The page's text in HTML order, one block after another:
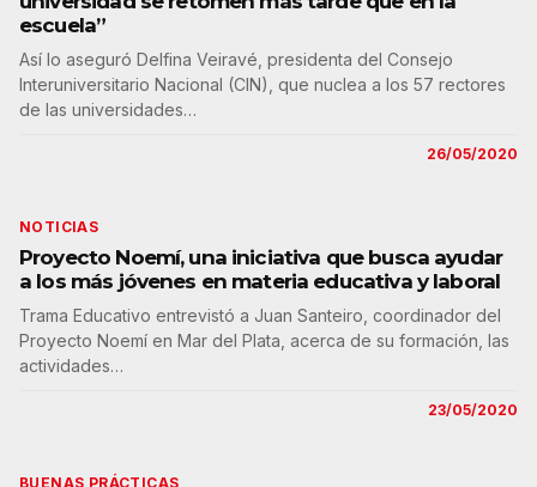
escuela”
Así lo aseguró Delfina Veiravé, presidenta del Consejo
Interuniversitario Nacional (CIN), que nuclea a los 57 rectores
de las universidades…
26/05/2020
NOTICIAS
Proyecto Noemí, una iniciativa que busca ayudar
a los más jóvenes en materia educativa y laboral
Trama Educativo entrevistó a Juan Santeiro, coordinador del
Proyecto Noemí en Mar del Plata, acerca de su formación, las
actividades…
23/05/2020
BUENAS PRÁCTICAS